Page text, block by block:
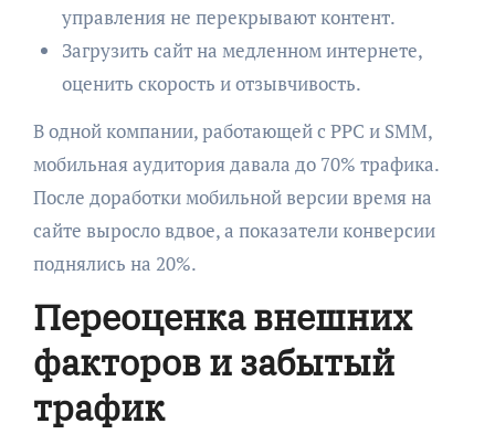
управления не перекрывают контент.
Загрузить сайт на медленном интернете,
оценить скорость и отзывчивость.
В одной компании, работающей с PPC и SMM,
мобильная аудитория давала до 70% трафика.
После доработки мобильной версии время на
сайте выросло вдвое, а показатели конверсии
поднялись на 20%.
Переоценка внешних
факторов и забытый
трафик